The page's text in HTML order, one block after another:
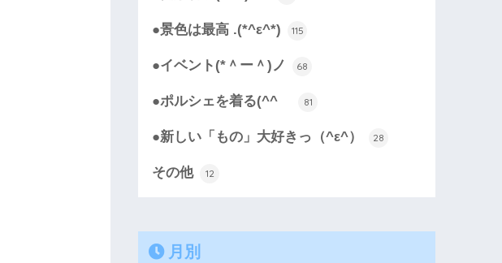
●景色は最高 .(*^ε^*) 115
●イベント(*＾ー＾)ノ 68
●ポルシェを着る(^^ゞ 81
●新しい「もの」大好きっ（^ε^） 28
その他 12
月別